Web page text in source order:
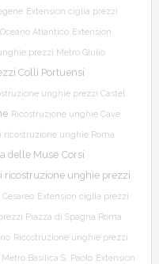
Extension ciglia prezzi
Atlantico Extension
prezzi Metro Giulio
Colli Portuensi
unghie prezzi Castel
Ricostruzione unghie Cave
ricostruzione unghie Roma
delle Muse Corsi
ricostruzione unghie prezzi
Extension ciglia prezzi
Piazza di Spagna Roma
Ricostruzione unghie prezzi
Basilica S. Paolo Extension